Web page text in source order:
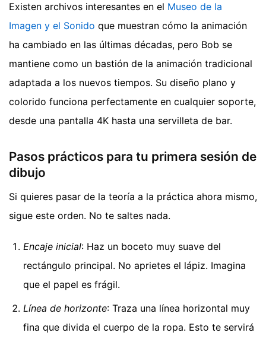
Existen archivos interesantes en el Museo de la
Imagen y el Sonido que muestran cómo la animación
ha cambiado en las últimas décadas, pero Bob se
mantiene como un bastión de la animación tradicional
adaptada a los nuevos tiempos. Su diseño plano y
colorido funciona perfectamente en cualquier soporte,
desde una pantalla 4K hasta una servilleta de bar.
Pasos prácticos para tu primera sesión de
dibujo
Si quieres pasar de la teoría a la práctica ahora mismo,
sigue este orden. No te saltes nada.
Encaje inicial: Haz un boceto muy suave del
rectángulo principal. No aprietes el lápiz. Imagina
que el papel es frágil.
Línea de horizonte: Traza una línea horizontal muy
fina que divida el cuerpo de la ropa. Esto te servirá